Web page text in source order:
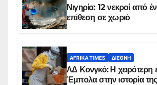
Νιγηρία: 12 νεκροί από
επίθεση σε χωριό
AFRIKA TIMES ΔΙΕΘΝΉ
ΛΔ Κονγκό: Η χειρότερη
Έμπολα στην ιστορία